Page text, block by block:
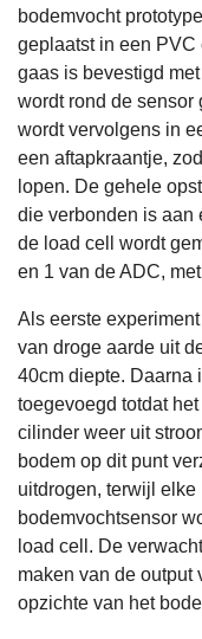
bodemvocht
geplaatst in een
gaas is bevestigd
wordt rond de sensor
wordt vervolgens in
een aftapkraantje,
lopen. De gehele
die verbonden is aan
de load cell wordt
en 1 van de ADC,
Als eerste
van droge aarde uit
40cm diepte. Daarna
toegevoegd totdat
cilinder weer uit
bodem op dit punt
uitdrogen, terwijl
bodemvochtsensor
load cell. De
maken van de output
opzichte van het